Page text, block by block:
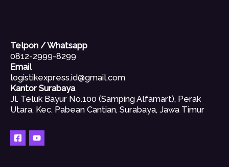
Telpon / Whatsapp
0812-2999-8299
Email
logistikexpress.id@gmail.com
Kantor Surabaya
Jl. Teluk Bayur No.100 (Samping Alfamart), Perak
Utara, Kec. Pabean Cantian, Surabaya, Jawa Timur